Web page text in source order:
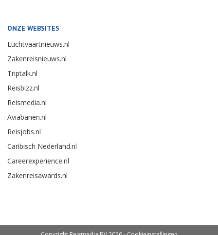
ONZE WEBSITES
Luchtvaartnieuws.nl
Zakenreisnieuws.nl
Triptalk.nl
Reisbizz.nl
Reismedia.nl
Aviabanen.nl
Reisjobs.nl
Caribisch Nederland.nl
Careerexperience.nl
Zakenreisawards.nl